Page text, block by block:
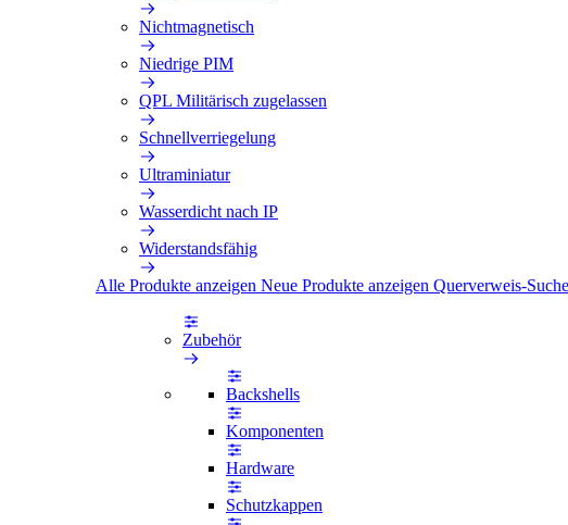
Nichtmagnetisch
Niedrige PIM
QPL Militärisch zugelassen
Schnellverriegelung
Ultraminiatur
Wasserdicht nach IP
Widerstandsfähig
Alle Produkte anzeigen Neue Produkte anzeigen Querverweis-Suche
Zubehör
Backshells
Komponenten
Hardware
Schutzkappen